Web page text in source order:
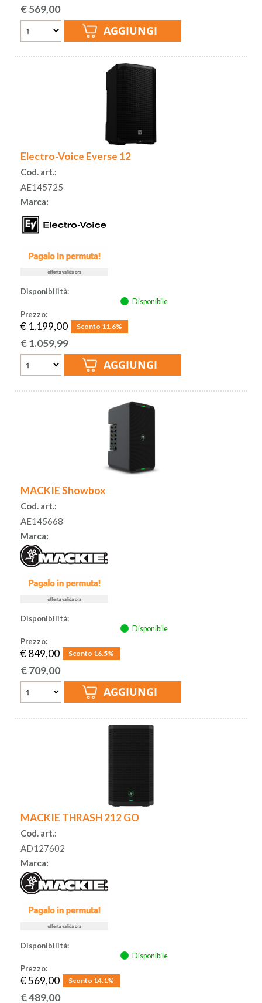
€569,00
Electro-Voice Everse 12
Cod. art.:
AE145725
Marca:
Disponibilità:
Disponibile
Prezzo:
€ 1.199,00 Sconto 11.6%
€1.059,99
MACKIE Showbox
Cod. art.:
AE145668
Marca:
Disponibilità:
Disponibile
Prezzo:
€ 849,00 Sconto 16.5%
€709,00
MACKIE THRASH 212 GO
Cod. art.:
AD127602
Marca:
Disponibilità:
Disponibile
Prezzo:
€ 569,00 Sconto 14.1%
€489,00